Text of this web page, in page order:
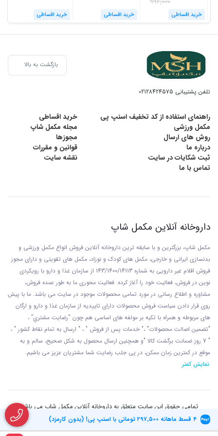
۲۹۷٬۵۰۰تومانی با اسنپ پی! (بدون کارمزد)
خرید اقساطی خرید اقساطی خرید اقساطی
بازگشت به بالا
تلفن پشتیبانی 02128424575
راهنمای استفاده از کد تخفیف اسنپ پی
خرید اقساطی
مکمل ورزشی
مجله مکمل شاپ
روش های ارسال
مجوزها
درباره ما
قوانین و مقررات
ثبت شکایات در سایت
نقشه سایت
تماس با ما
داروخانه آنلاین مکمل شاپ
مکمل شاپ، بزرگترین و با سابقه ترین داروخانه آنلاین فروش انواع مکمل ورزشی و
بدنسازی ایرانی و خارجی، مکمل های کودک و نوزاد، مکمل های تقویتی و دارای مجوز
فروش اقلام غیر دارویی به شماره 143/1400/14113 از
سازمان غذا و دارو با رويکردی
نوين در فروش، فعاليت خود را آغاز کرده. فعاليت محوری ما به طور عمده فروش،
مشاوره و اطلاع رسانی در مورد تمامی محصولات موجود در سایت می باشد. ما با پيش
روی قرار دادن سياست فروش محصولات دارای تاييديه از سازمان غذا و دارو و ارگان
های مربوطه و همراه با تکيه بر مولفه های اساسی هم چون “رضايت مشتري” ،
"تضمين اصالت محصولات" ،" خدمات پس از فروش " ، " ارسال به تمام نقاط کشور " ،
" 7 روز ضمانت برگشت کالا "و همچنين ارسال محصول به شکل صحيح، سالم و به
موقع در کمترين زمان ممکن، در پی جلب رضايت شما مشتريان عزیز می باشيم.
نمایش کمتر
تمامی حقوق این سایت متعلق به داروخانه آنلاین مکمل شاپ می باشد